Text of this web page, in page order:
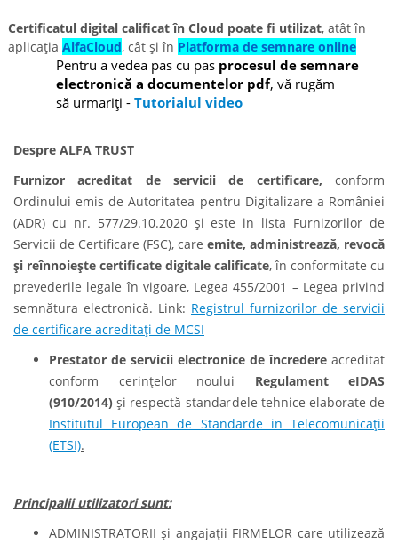
Certificatul digital calificat în Cloud poate fi utilizat, atât în
aplicația AlfaCloud, cât și în Platforma de semnare online
Pentru a vedea pas cu pas procesul de semnare
electronică a documentelor pdf, vă rugăm
să urmariți - Tutorialul video
Despre ALFA TRUST
Furnizor acreditat de servicii de certificare, conform
Ordinului emis de Autoritatea pentru Digitalizare a României
(ADR) cu nr. 577/29.10.2020 și este in lista Furnizorilor de
Servicii de Certificare (FSC), care emite, administrează, revocă
și reînnoiește certificate digitale calificate, în conformitate cu
prevederile legale în vigoare, Legea 455/2001 – Legea privind
semnătura electronică. Link: Registrul furnizorilor de servicii
de certificare acreditați de MCSI
Prestator de servicii electronice de încredere acreditat
conform cerințelor noului Regulament eIDAS
(910/2014) și respectă standardele tehnice elaborate de
Institutul European de Standarde in Telecomunicații
(ETSI).
Principalii utilizatori sunt:
ADMINISTRATORII și angajații FIRMELOR care utilizează